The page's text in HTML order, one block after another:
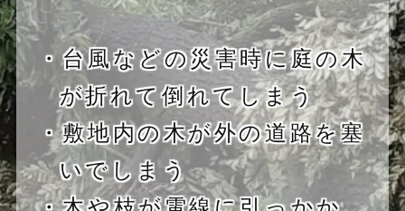
・台風などの災害時に庭の木
が折れて倒れてしまう
・敷地内の木が外の道路を塞
いでしまう